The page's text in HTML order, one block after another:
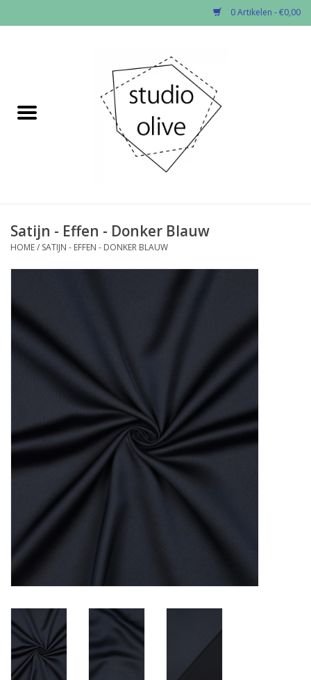
0 Artikelen - €0,00
✂︎Nieuw
Fournituren
Workshops
Diy pakketten
Studio Olive inspireert....
Satijn - Effen - Donker Blauw
HOME/ SATIJN - EFFEN - DONKER BLAUW